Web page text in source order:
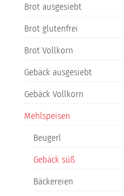
Brot ausgesiebt
Brot glutenfrei
Brot Vollkorn
Gebäck ausgesiebt
Gebäck Vollkorn
Mehlspeisen
Beugerl
Gebäck süß
Bäckereien